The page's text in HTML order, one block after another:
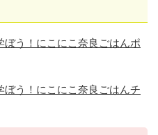
ぼう！にこにこ奈良ごはんポ
ぼう！にこにこ奈良ごはんチ